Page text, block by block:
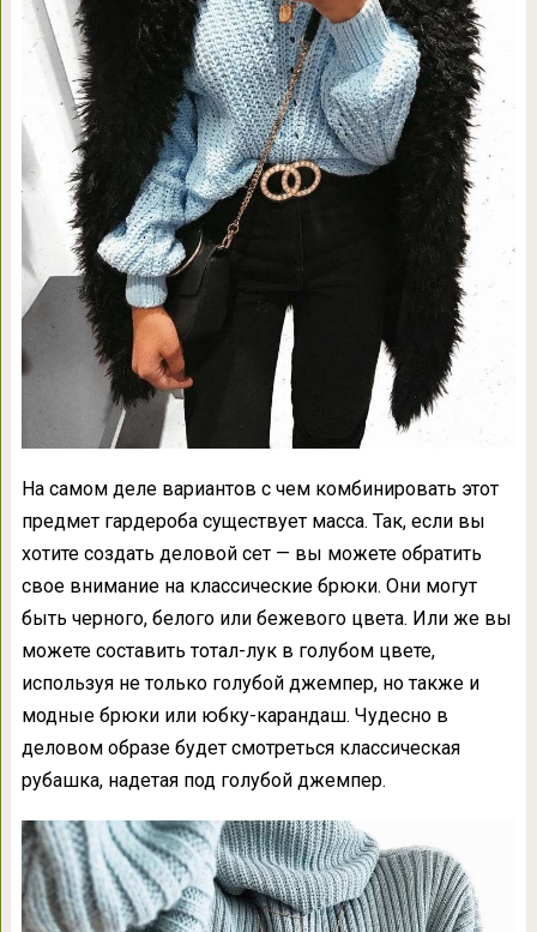
На самом деле вариантов с чем комбинировать этот
предмет гардероба существует масса. Так, если вы
хотите создать деловой сет — вы можете обратить
свое внимание на классические брюки. Они могут
быть черного, белого или бежевого цвета. Или же вы
можете составить тотал-лук в голубом цвете,
используя не только голубой джемпер, но также и
модные брюки или юбку-карандаш. Чудесно в
деловом образе будет смотреться классическая
рубашка, надетая под голубой джемпер.